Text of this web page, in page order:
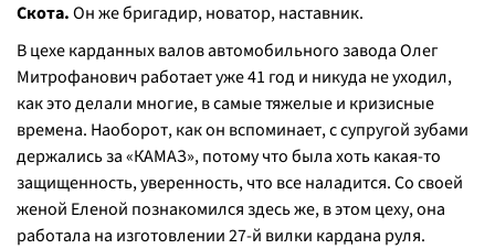
Скота.Он же бригадир, новатор, наставник.
В цехе карданных валов автомобильного завода Олег
Митрофанович работает уже 41 год и никуда не уходил,
как это делали многие, в самые тяжелые и кризисные
времена. Наоборот, как он вспоминает, с супругой зубами
держались за «КАМАЗ», потому что была хоть какая-то
защищенность, уверенность, что все наладится. Со своей
женой Еленой познакомился здесь же, в этом цеху, она
работала на изготовлении 27-й вилки кардана руля.